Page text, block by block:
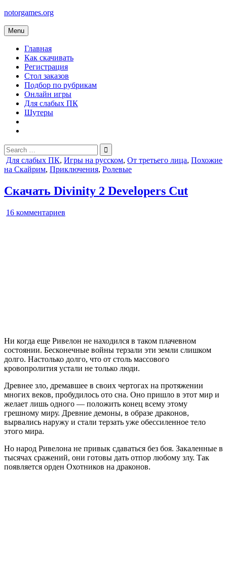
Skip
content
notorgames.org
Menu
Главная
Как скачивать
Регистрация
Стол заказов
Подбор по рубрикам
Онлайн игры
Для слабых ПК
Шутеры
Search
for:
Posted
in
Для слабых ПК, Игры на русском, От третьего лица, Похожие
на Скайрим, Приключения, Ролевые
Скачать Divinity 2 Developers Cut
16 комментариев
Ни когда еще Ривелон не находился в таком плачевном
состоянии. Бесконечные войны терзали эти земли слишком
долго. Настолько долго, что от столь массового
кровопролития устали не только люди.
Древнее зло, дремавшее в своих чертогах на протяжении
многих веков, пробудилось ото сна. Оно пришло в этот мир и
желает лишь одного — положить конец всему этому
грешному миру. Древние демоны, в образе драконов,
вырвались наружу и стали терзать уже обессиленное тело
этого мира.
Но народ Ривелона не привык сдаваться без боя. Закаленные в
тысячах сражений, они готовы дать отпор любому злу. Так
появляется орден Охотников на драконов.